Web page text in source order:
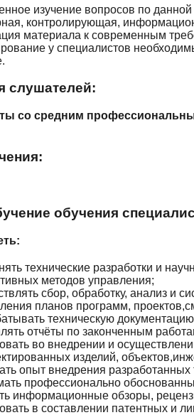
изучение вопросов по
контролирующая,
материала к современным
у специалистов
слушателей:
со средним
обучения
технические разработки и
методов управления;
сбор, обработку, анализ и
планов программ,
техническую
отчёты по законченным
во внедрении и
изделий,
опыт внедрения
профессионально
информационные обзоры,
в составлении патентных и